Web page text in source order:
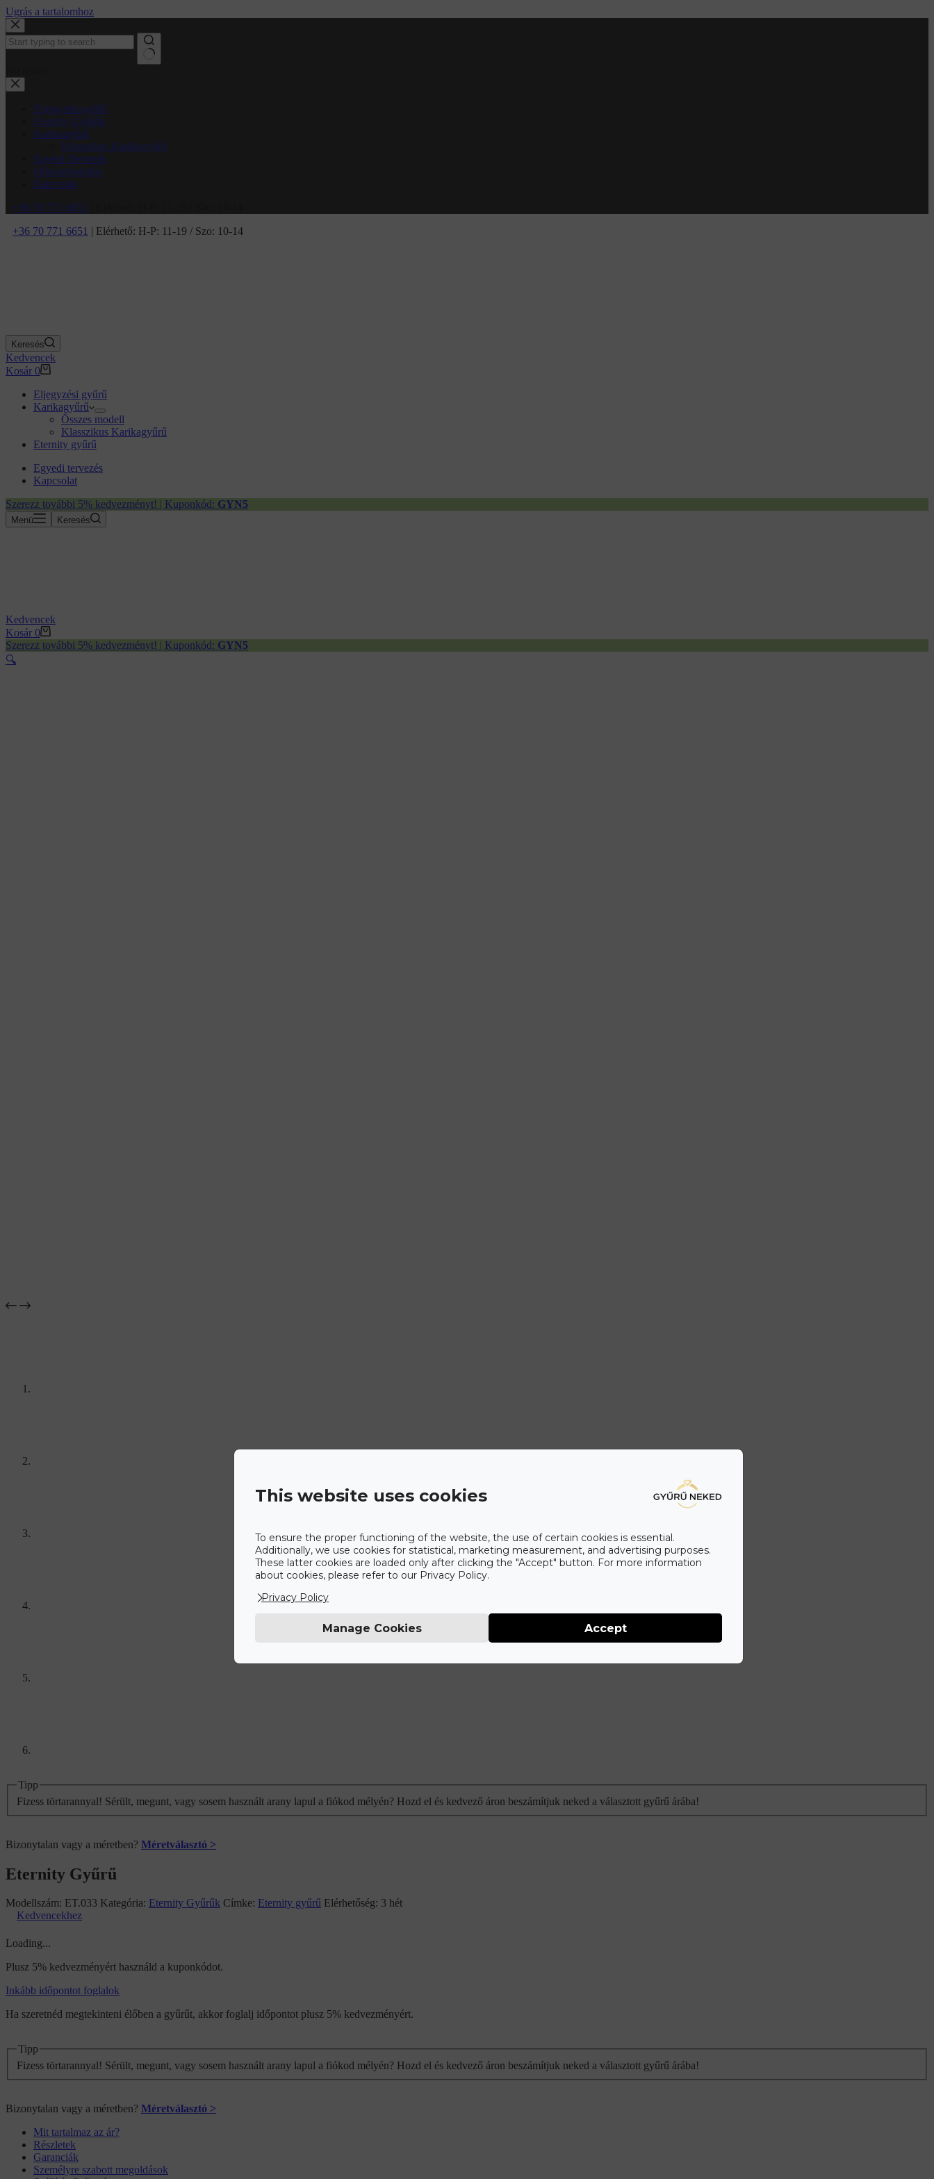
Ugrás a tartalomhoz
Eljegyzési gyűrű
Eternity Gyűrűk
Karikagyűrű
Klasszikus Karikagyűrű
Egyedi Tervezés
Időpontfoglalás
Kapcsolat
+36 70 771 6651
+36 70 771 6651 | Elérhető: H-P: 11-19 / Szo: 10-14
Keresés
Kedvencek
Kosár 0
Eljegyzési gyűrű
Karikagyűrű
Összes modell
Klasszikus Karikagyűrű
Eternity gyűrű
Egyedi tervezés
Kapcsolat
Szerezz további 5% kedvezményt! | Kuponkód: GYN5
Menü Keresés
Kedvencek
Kosár 0
Szerezz további 5% kedvezményt! | Kuponkód: GYN5
🔍
Tipp
Fizess törtarannyal! Sérült, megunt, vagy sosem használt arany lapul a fiókod mélyén? Hozd el és kedvező áron beszámítjuk neked a választott gyűrű árába!
Bizonytalan vagy a méretben? Méretválasztó >
Eternity Gyűrű
Modellszám: ET.033 Kategória: Eternity Gyűrűk Címke: Eternity gyűrű Elérhetőség: 3 hét
Kedvencekhez
Loading...
Plusz 5% kedvezményért használd a kuponkódot.
Inkább időpontot foglalok
Ha szeretnéd megtekinteni élőben a gyűrűt, akkor foglalj időpontot plusz 5% kedvezményért.
Tipp
Fizess törtarannyal! Sérült, megunt, vagy sosem használt arany lapul a fiókod mélyén? Hozd el és kedvező áron beszámítjuk neked a választott gyűrű árába!
Bizonytalan vagy a méretben? Méretválasztó >
Mit tartalmaz az ár?
Részletek
Garanciák
Személyre szabott megoldások
This website uses cookies
To ensure the proper functioning of the website, the use of certain cookies is essential.
Additionally, we use cookies for statistical, marketing measurement, and advertising purposes.
These latter cookies are loaded only after clicking the "Accept" button. For more information
about cookies, please refer to our Privacy Policy.
Privacy Policy
Manage Cookies Accept